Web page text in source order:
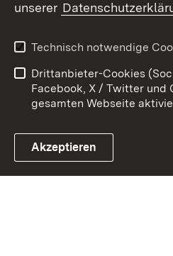
Link zum Landesportal
Datenschutz
Impressum
unserer
Technisch notwendige
Drittanbieter-Cookies
Facebook, X / Twitter und
gesamten Webseite
Akzeptieren